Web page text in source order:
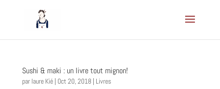
Sushi & maki : un livre tout mignon!
par laure Kié| Oct 20, 2018| Livres